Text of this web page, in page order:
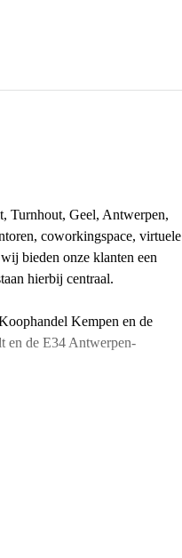
Turnhout, Geel, Antwerpen,
coworkingspace, virtuele
bieden onze klanten een
hierbij centraal.
Kempen en de
en de E34 Antwerpen-